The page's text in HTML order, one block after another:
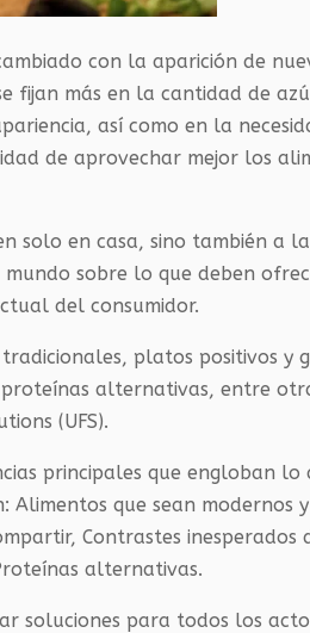
con la aparición de
fijan más en la cantidad de
así como en la
de aprovechar mejor los
solo en casa, sino también a
sobre lo que deben
del consumidor.
platos positivos y
alternativas, entre
(UFS).
principales que engloban lo
que sean modernos
Contrastes inesperados
alternativas.
soluciones para todos los